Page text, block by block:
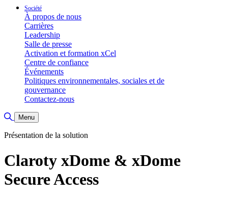
Société
À propos de nous
Carrières
Leadership
Salle de presse
Activation et formation xCel
Centre de confiance
Événements
Politiques environnementales, sociales et de
gouvernance
Contactez-nous
Basculer la recherche
Menu
Présentation de la solution
Claroty xDome & xDome
Secure Access